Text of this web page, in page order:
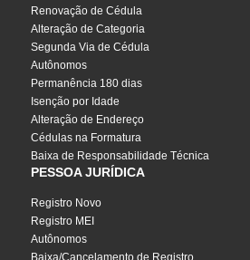
Renovação de Cédula
Alteração de Categoria
Segunda Via de Cédula
Autônomos
Permanência 180 dias
Isenção por Idade
Alteração de Endereço
Cédulas na Formatura
Baixa de Responsabilidade Técnica
PESSOA JURÍDICA
Registro Novo
Registro MEI
Autônomos
Baixa/Cancelamento de Registro